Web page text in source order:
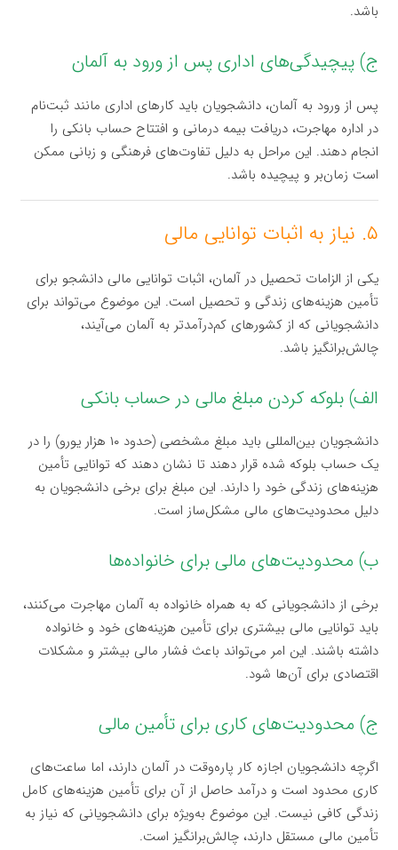
باشد.
ج) پیچیدگی‌های اداری پس از ورود به آلمان
پس از ورود به آلمان، دانشجویان باید کارهای اداری مانند ثبت‌نام
در اداره مهاجرت، دریافت بیمه درمانی و افتتاح حساب بانکی را
انجام دهند. این مراحل به دلیل تفاوت‌های فرهنگی و زبانی ممکن
است زمان‌بر و پیچیده باشد.
۵. نیاز به اثبات توانایی مالی
یکی از الزامات تحصیل در آلمان، اثبات توانایی مالی دانشجو برای
تأمین هزینه‌های زندگی و تحصیل است. این موضوع می‌تواند برای
دانشجویانی که از کشورهای کم‌درآمدتر به آلمان می‌آیند،
چالش‌برانگیز باشد.
الف) بلوکه کردن مبلغ مالی در حساب بانکی
دانشجویان بین‌المللی باید مبلغ مشخصی (حدود ۱۰ هزار یورو) را در
یک حساب بلوکه شده قرار دهند تا نشان دهند که توانایی تأمین
هزینه‌های زندگی خود را دارند. این مبلغ برای برخی دانشجویان به
دلیل محدودیت‌های مالی مشکل‌ساز است.
ب) محدودیت‌های مالی برای خانواده‌ها
برخی از دانشجویانی که به همراه خانواده به آلمان مهاجرت می‌کنند،
باید توانایی مالی بیشتری برای تأمین هزینه‌های خود و خانواده
داشته باشند. این امر می‌تواند باعث فشار مالی بیشتر و مشکلات
اقتصادی برای آن‌ها شود.
ج) محدودیت‌های کاری برای تأمین مالی
اگرچه دانشجویان اجازه کار پاره‌وقت در آلمان دارند، اما ساعت‌های
کاری محدود است و درآمد حاصل از آن برای تأمین هزینه‌های کامل
زندگی کافی نیست. این موضوع به‌ویژه برای دانشجویانی که نیاز به
تأمین مالی مستقل دارند، چالش‌برانگیز است.